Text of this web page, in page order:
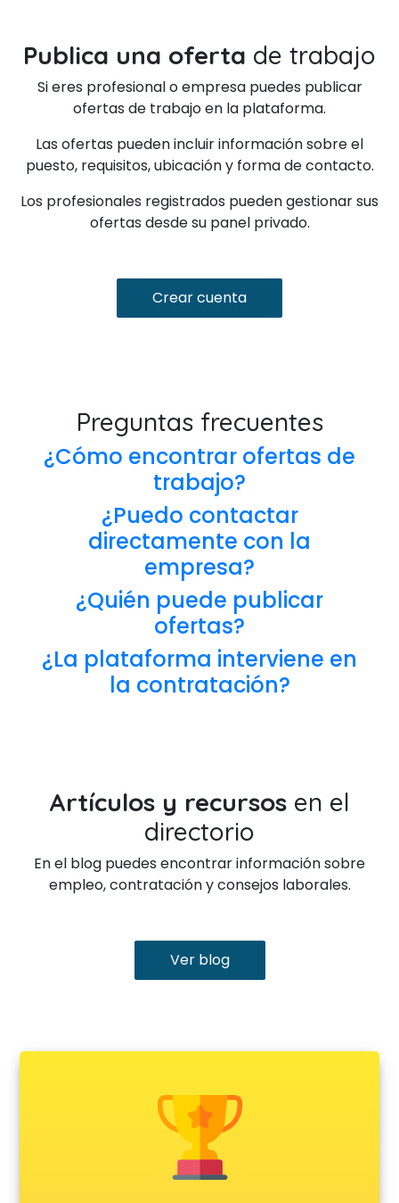
Publica una oferta de trabajo
Si eres profesional o empresa puedes publicar
ofertas de trabajo en la plataforma.
Las ofertas pueden incluir información sobre el
puesto, requisitos, ubicación y forma de contacto.
Los profesionales registrados pueden gestionar sus
ofertas desde su panel privado.
Crear cuenta
Preguntas frecuentes
¿Cómo encontrar ofertas de
trabajo?
¿Puedo contactar
directamente con la
empresa?
¿Quién puede publicar
ofertas?
¿La plataforma interviene en
la contratación?
Artículos y recursos en el
directorio
En el blog puedes encontrar información sobre
empleo, contratación y consejos laborales.
Ver blog